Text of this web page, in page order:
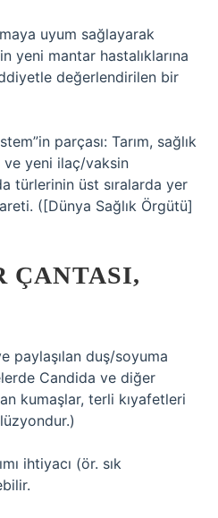
uyum sağlayarak
yeni mantar hastalıklarına
değerlendirilen bir
parçası: Tarım, sağlık
ve yeni ilaç/vaksin
türlerinin üst sıralarda yer
([Dünya Sağlık Örgütü]
ÇANTASI,
paylaşılan duş/soyuma
Candida ve diğer
kumaşlar, terli kıyafetleri
ihtiyacı (ör. sık